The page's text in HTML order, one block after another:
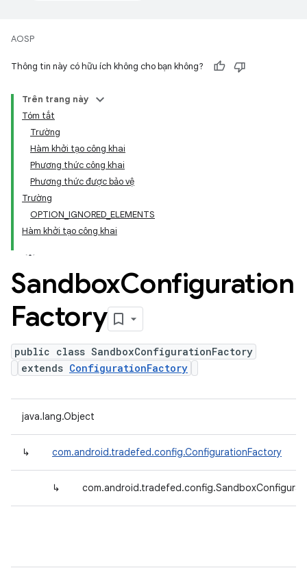
AOSP
Thông tin này có hữu ích không cho bạn không?
Trên trang này
Tóm tắt
Trường
Hàm khởi tạo công khai
Phương thức công khai
Phương thức được bảo vệ
Trường
OPTION_IGNORED_ELEMENTS
Hàm khởi tạo công khai
SandboxConfiguration
Factory
public class SandboxConfigurationFactory
extends ConfigurationFactory
java.lang.Object
↳ com.android.tradefed.config.ConfigurationFactory
↳